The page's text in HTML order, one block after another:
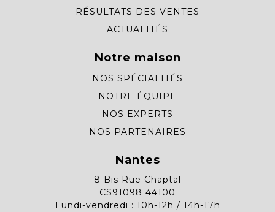
RÉSULTATS DES VENTES
ACTUALITÉS
Notre maison
NOS SPÉCIALITÉS
NOTRE ÉQUIPE
NOS EXPERTS
NOS PARTENAIRES
Nantes
8 Bis Rue Chaptal
CS91098 44100
Lundi-vendredi : 10h-12h / 14h-17h